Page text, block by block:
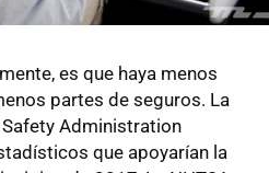
es que haya menos
partes de seguros. La
Administration
que apoyarían la